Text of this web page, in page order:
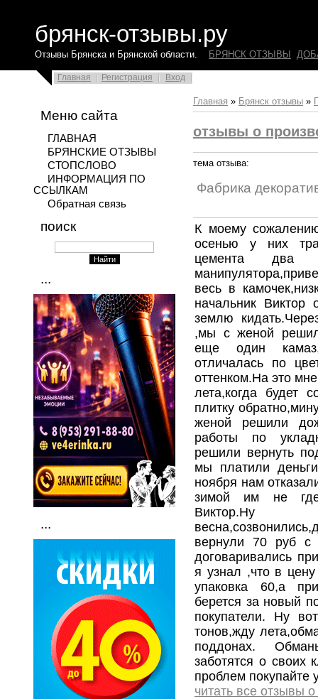
брянск-отзывы.ру
Отзывы Брянска и Брянской области. БРЯНСК ОТЗЫВЫ
Главная Регистрация Вход
Меню сайта
ГЛАВНАЯ
БРЯНСКИЕ ОТЗЫВЫ
СТОПСЛОВО
ИНФОРМАЦИЯ ПО
ССЫЛКАМ
Обратная связь
поиск
...
...
Главная » Брянск отзывы »
отзывы о
тема отзыва:
Фабрика
К моему
осенью у них
цемента два
весь в
начальник Виктор
землю
,мы с женой
еще один
отличалась по
оттенком.На это
лета,когда будет
плитку
женой решили
работы по
решили вернуть
мы платили
ноября нам
зимой им не
вернули 70 руб с
договаривались
я узнал ,что в
упаковка 60,а
берется за новый
покупатели. Ну
тонов,жду
поддонах.
заботятся о своих
проблем покупайте
читать все отзывы